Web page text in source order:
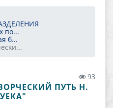
по...
б...
93
ПУТЬ Н.